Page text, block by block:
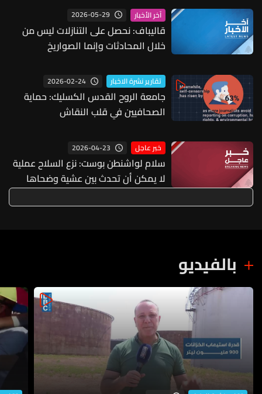
مطمئناً وهذا لن يحصل الآن وقد لا
نذهب إلى سلام إنما قد تكون هناك
تسوية "تحت الطاولة"
آخر الأخبار 2026-05-29
قاليباف: نحصل على التنازلات ليس من
خلال المحادثات وإنما الصواريخ
تقارير نشرة الاخبار 2026-02-24
جامعة الروح القدس الكسليك: حماية
الصحافيين في قلب النقاش
خبر عاجل 2026-04-23
سلام لواشنطن بوست: نزع السلاح عملية
لا يمكن أن تحدث بين عشية وضحاها
لكن الأهم هو أننا أظهرنا جدية في ذلك
بالفيديو